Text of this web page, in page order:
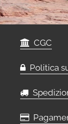
CGC
Politica